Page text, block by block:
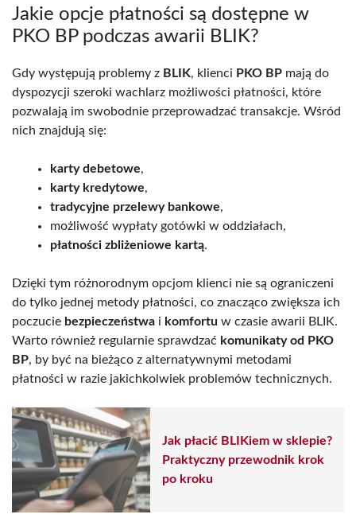
Jakie opcje płatności są dostępne w
PKO BP podczas awarii BLIK?
Gdy występują problemy z BLIK, klienci PKO BP mają do
dyspozycji szeroki wachlarz możliwości płatności, które
pozwalają im swobodnie przeprowadzać transakcje. Wśród
nich znajdują się:
karty debetowe,
karty kredytowe,
tradycyjne przelewy bankowe,
możliwość wypłaty gotówki w oddziałach,
płatności zbliżeniowe kartą.
Dzięki tym różnorodnym opcjom klienci nie są ograniczeni
do tylko jednej metody płatności, co znacząco zwiększa ich
poczucie bezpieczeństwa i komfortu w czasie awarii BLIK.
Warto również regularnie sprawdzać komunikaty od PKO
BP, by być na bieżąco z alternatywnymi metodami
płatności w razie jakichkolwiek problemów technicznych.
Jak płacić BLIKiem w sklepie?
Praktyczny przewodnik krok
po kroku